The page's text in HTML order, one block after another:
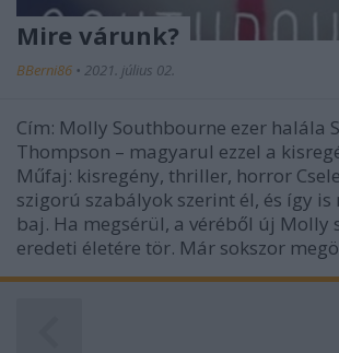
Mire várunk?
BBerni86 • 2021. július 02.
Cím: Molly Southbourne ezer halála
Thompson – magyarul ezzel a
Műfaj: kisregény, thriller, horror
szigorú szabályok szerint él, és így
baj. Ha megsérül, a véréből új Molly
eredeti életére tör. Már sokszor